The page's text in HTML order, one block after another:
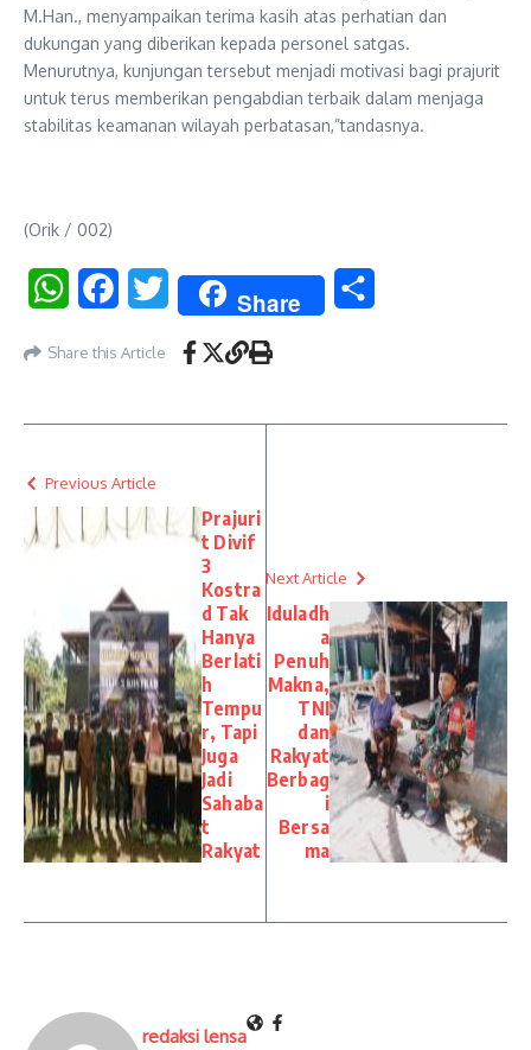
M.Han., menyampaikan terima kasih atas perhatian dan
dukungan yang diberikan kepada personel satgas.
Menurutnya, kunjungan tersebut menjadi motivasi bagi prajurit
untuk terus memberikan pengabdian terbaik dalam menjaga
stabilitas keamanan wilayah perbatasan,”tandasnya.
(Orik / 002)
WhatsAppFacebookTwitter Share
Share this Article
Previous Article
Prajuri
t Divif
3
Kostra
d Tak
Hanya
Berlati
h
Tempu
r, Tapi
Juga
Jadi
Sahaba
t
Rakyat
Next Article
Iduladh
a
Penuh
Makna,
TNI
dan
Rakyat
Berbag
i
Bersa
ma
redaksi lensa